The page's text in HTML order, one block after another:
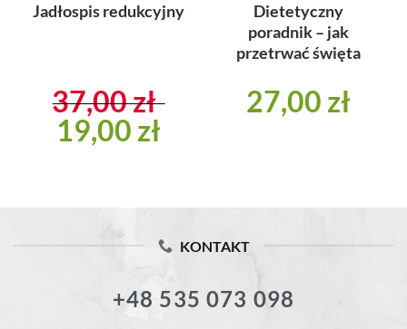
Jadłospis redukcyjny
37,00zł
Pierwotna
cena
19,00 zł
Dietetyczny
poradnik – jak
przetrwać święta
27,00 zł
KONTAKT
+48 535 073 098